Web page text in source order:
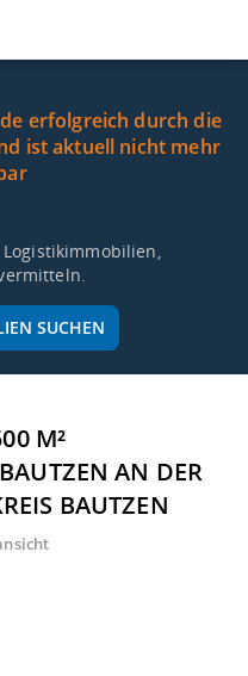
erfolgreich durch die
ist aktuell nicht mehr
SUCHEN
M²
AN DER
BAUTZEN